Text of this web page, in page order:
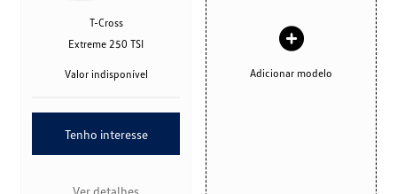
T-Cross
Extreme 250 TSI
Valor indisponível
Tenho interesse
Ver detalhes
Adicionar modelo